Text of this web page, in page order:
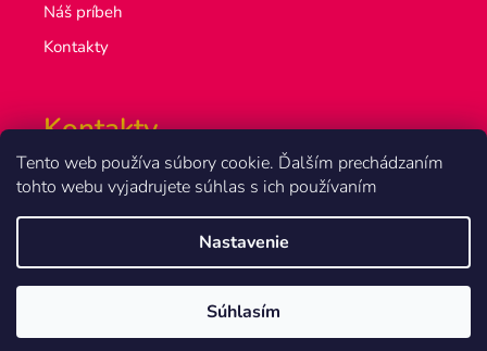
Tento web používa súbory cookie. Ďalším prechádzaním
tohto webu vyjadrujete súhlas s ich používaním
Nastavenie
Súhlasím
Náš príbeh
Kontakty
Kontakty
info@olsakovi.sk
+420 777 851 918
Vytvoril Shoptet
Copyright 2026Olšákovi.sk. Všetky práva vyhradené.